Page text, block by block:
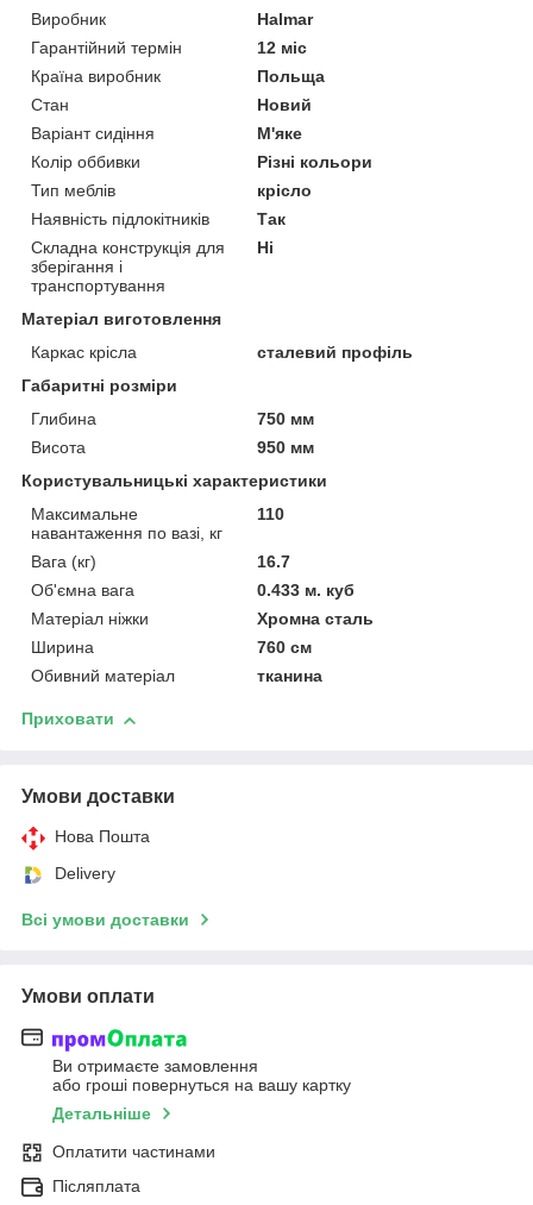
Виробник
Halmar
Гарантійний термін
12 міс
Країна виробник
Польща
Стан
Новий
Варіант сидіння
М'яке
Колір оббивки
Різні кольори
Тип меблів
крісло
Наявність підлокітників
Так
Складна конструкція для
зберігання і
транспортування
Ні
Матеріал виготовлення
Каркас крісла
сталевий профіль
Габаритні розміри
Глибина
750 мм
Висота
950 мм
Користувальницькі характеристики
Максимальне
навантаження по вазі, кг
110
Вага (кг)
16.7
Об'ємна вага
0.433 м. куб
Матеріал ніжки
Хромна сталь
Ширина
760 см
Обивний матеріал
тканина
Приховати
Умови доставки
Нова Пошта
Delivery
Всі умови доставки
Умови оплати
Ви отримаєте замовлення
або гроші повернуться на вашу картку
Детальніше
Оплатити частинами
Післяплата